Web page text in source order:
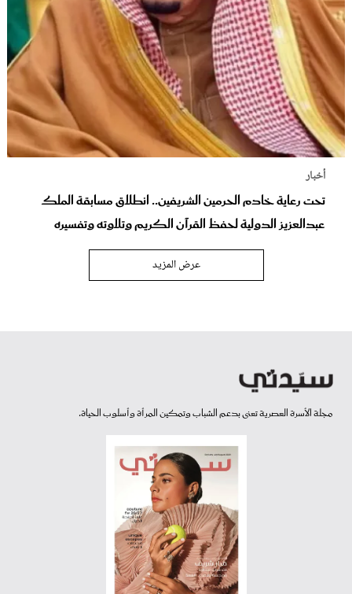
أخبار
تحت رعاية خادم الحرمين الشريفين.. انطلاق مسابقة الملك
عبدالعزيز الدولية لحفظ القرآن الكريم وتلاوته وتفسيره
عرض المزيد
مجلة الأسرة العصرية تعنى بدعم الشباب وتمكين المرأة وأسلوب الحياة.